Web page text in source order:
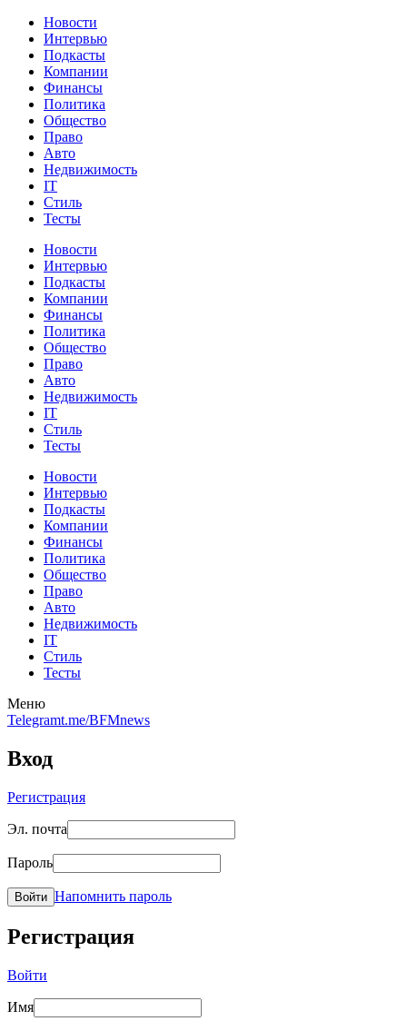
Новости
Интервью
Подкасты
Компании
Финансы
Политика
Общество
Право
Авто
Недвижимость
IT
Стиль
Тесты
Новости
Интервью
Подкасты
Компании
Финансы
Политика
Общество
Право
Авто
Недвижимость
IT
Стиль
Тесты
Новости
Интервью
Подкасты
Компании
Финансы
Политика
Общество
Право
Авто
Недвижимость
IT
Стиль
Тесты
Меню
Telegramt.me/BFMnews
Вход
Регистрация
Эл. почта
Пароль
Войти Напомнить пароль
Регистрация
Войти
Имя